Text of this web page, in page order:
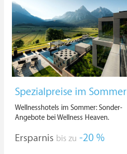
Spezialpreise im Sommer
Wellnesshotels im Sommer: Sonder-
Angebote bei Wellness Heaven.
Ersparnis bis zu -20 %